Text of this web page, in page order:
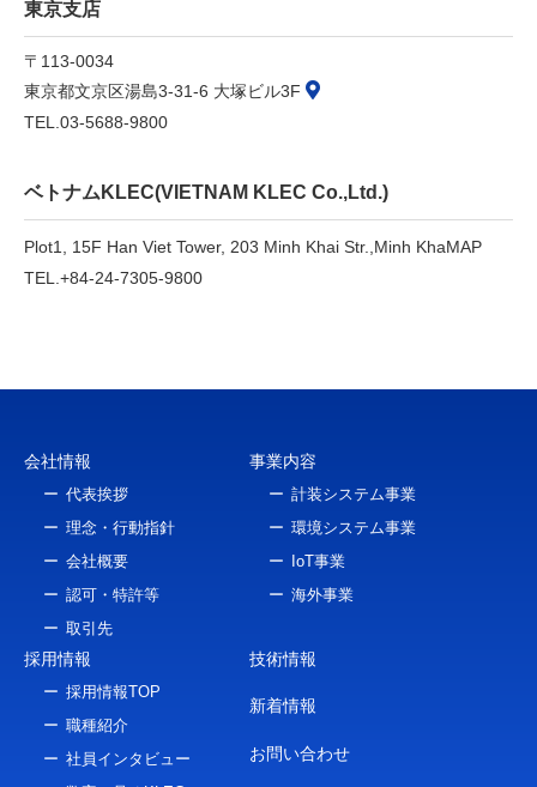
東京支店
〒113-0034
東京都文京区湯島3-31-6 大塚ビル3F
TEL.03-5688-9800
ベトナムKLEC(VIETNAM KLEC Co.,Ltd.)
Plot1, 15F Han Viet Tower, 203 Minh Khai Str., Minh KhaMAP
TEL.+84-24-7305-9800
会社情報
代表挨拶
理念・行動指針
会社概要
認可・特許等
取引先
事業内容
計装システム事業
環境システム事業
IoT事業
海外事業
採用情報
採用情報TOP
職種紹介
社員インタビュー
技術情報
新着情報
お問い合わせ